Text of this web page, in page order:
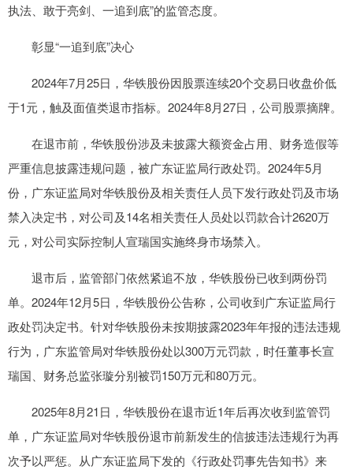
执法、敢于亮剑、一追到底”的监管态度。
彰显“一追到底”决心
2024年7月25日，华铁股份因股票连续20个交易日收盘价低
于1元，触及面值类退市指标。2024年8月27日，公司股票摘牌。
在退市前，华铁股份涉及未披露大额资金占用、财务造假等
严重信息披露违规问题，被广东证监局行政处罚。2024年5月
份，广东证监局对华铁股份及相关责任人员下发行政处罚及市场
禁入决定书，对公司及14名相关责任人员处以罚款合计2620万
元，对公司实际控制人宣瑞国实施终身市场禁入。
退市后，监管部门依然紧追不放，华铁股份已收到两份罚
单。2024年12月5日，华铁股份公告称，公司收到广东证监局行
政处罚决定书。针对华铁股份未按期披露2023年年报的违法违规
行为，广东监管局对华铁股份处以300万元罚款，时任董事长宣
瑞国、财务总监张璇分别被罚150万元和80万元。
2025年8月21日，华铁股份在退市近1年后再次收到监管罚
单，广东证监局对华铁股份退市前新发生的信披违法违规行为再
次予以严惩。从广东证监局下发的《行政处罚事先告知书》来